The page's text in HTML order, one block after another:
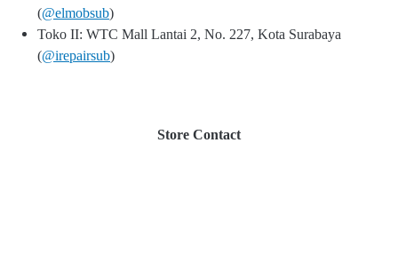
(@elmobsub)
Toko II: WTC Mall Lantai 2, No. 227, Kota Surabaya
(@irepairsub)
Store Contact